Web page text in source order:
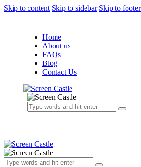
Skip to content Skip to sidebar Skip to footer
Home
About us
FAQs
Blog
Contact Us